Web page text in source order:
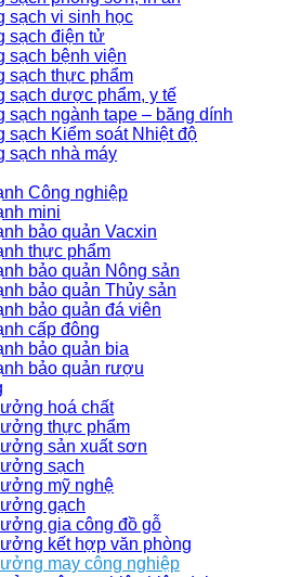
sạch vi sinh học
sạch điện tử
sạch bệnh viện
sạch thực phẩm
sạch dược phẩm, y tế
sạch ngành tape – băng dính
sạch Kiểm soát Nhiệt độ
sạch nhà máy
Công nghiệp
mini
bảo quản Vacxin
thực phẩm
bảo quản Nông sản
bảo quản Thủy sản
bảo quản đá viên
cấp đông
bảo quản bia
bảo quản rượu
hoá chất
thực phẩm
sản xuất sơn
sạch
mỹ nghệ
gạch
gia công đồ gỗ
kết hợp văn phòng
may công nghiệp